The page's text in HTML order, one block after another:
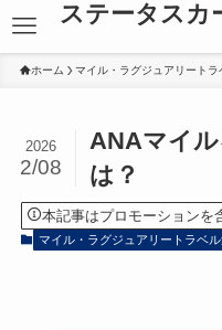
ステータスカ
ホーム マイル・ラグジュアリートラ
ANAマイ
は？
2026
2/08
本記事はプロモーションを
マイル・ラグジュアリートラベ